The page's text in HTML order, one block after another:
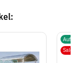
Auf